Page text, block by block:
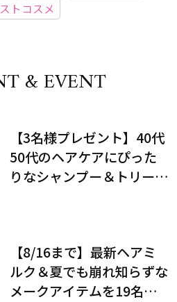
トコスメ
& EVENT
【3名様プレゼント】40代
50代のヘアケアにぴった
りなシャンプー＆トリート
【8/16まで】最新ヘアミ
ルク＆夏でも崩れ知らずな
メークアイテムを19名様